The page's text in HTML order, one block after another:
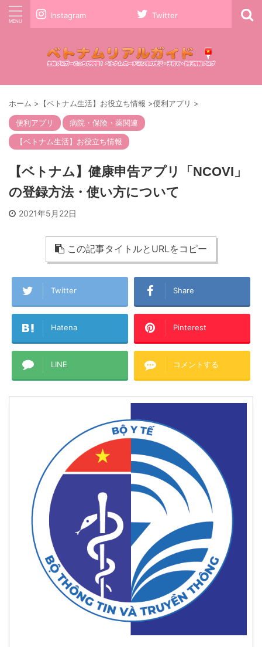
Instagram Twitter
ホーム > 【ベトナム生活】お役立ち情報 >便利アプリ >
便利アプリ
病院・保険・薬関連
【ベトナム生活】お役立ち情報
【ベトナム】健康申告アプリ「NCOVI」
の登録方法・使い方について
2021年5月22日
この記事タイトルとURLをコピー
Twitter Share
Hatena Pinterest
LINE コメントする